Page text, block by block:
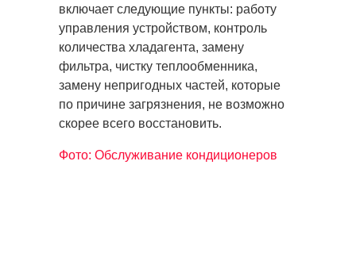
включает следующие пункты: работу
управления устройством, контроль
количества хладагента, замену
фильтра, чистку теплообменника,
замену непригодных частей, которые
по причине загрязнения, не возможно
скорее всего восстановить.
Фото: Обслуживание кондиционеров